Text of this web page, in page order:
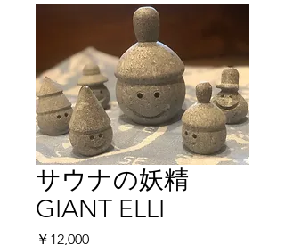
サウナの妖精
GIANT ELLI
￥12,000価